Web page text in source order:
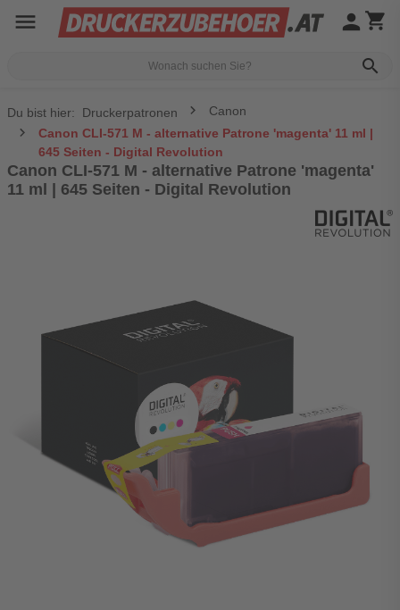
menu
search
person shopping_cart
Du bist hier: Druckerpatronen
Canon
Canon CLI-571 M - alternative Patrone 'magenta' 11 ml |
645 Seiten - Digital Revolution
Canon CLI-571 M - alternative Patrone 'magenta'
11 ml | 645 Seiten - Digital Revolution